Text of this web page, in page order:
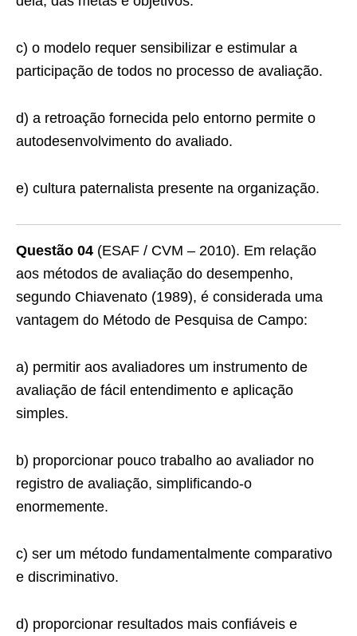
c) o modelo requer sensibilizar e estimular a
participação de todos no processo de avaliação.
d) a retroação fornecida pelo entorno permite o
autodesenvolvimento do avaliado.
e) cultura paternalista presente na organização.
Questão 04 (ESAF / CVM – 2010). Em relação
aos métodos de avaliação do desempenho,
segundo Chiavenato (1989), é considerada uma
vantagem do Método de Pesquisa de Campo:
a) permitir aos avaliadores um instrumento de
avaliação de fácil entendimento e aplicação
simples.
b) proporcionar pouco trabalho ao avaliador no
registro de avaliação, simplificando-o
enormemente.
c) ser um método fundamentalmente comparativo
e discriminativo.
d) proporcionar resultados mais confiáveis e